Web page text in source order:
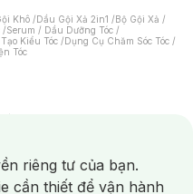
Khô /Dầu Gội Xả 2in1 /Bộ Gội Xả /
/Serum / Dầu Dưỡng Tóc /
Kiểu Tóc /Dụng Cụ Chăm Sóc Tóc /
Tóc
Nạ Xông Hơi /Nước Rửa Tay/
/Bàn Chải Điện/
Nước/ Nước Súc Miệng/
riêng tư của bạn.
cần thiết để vận hành